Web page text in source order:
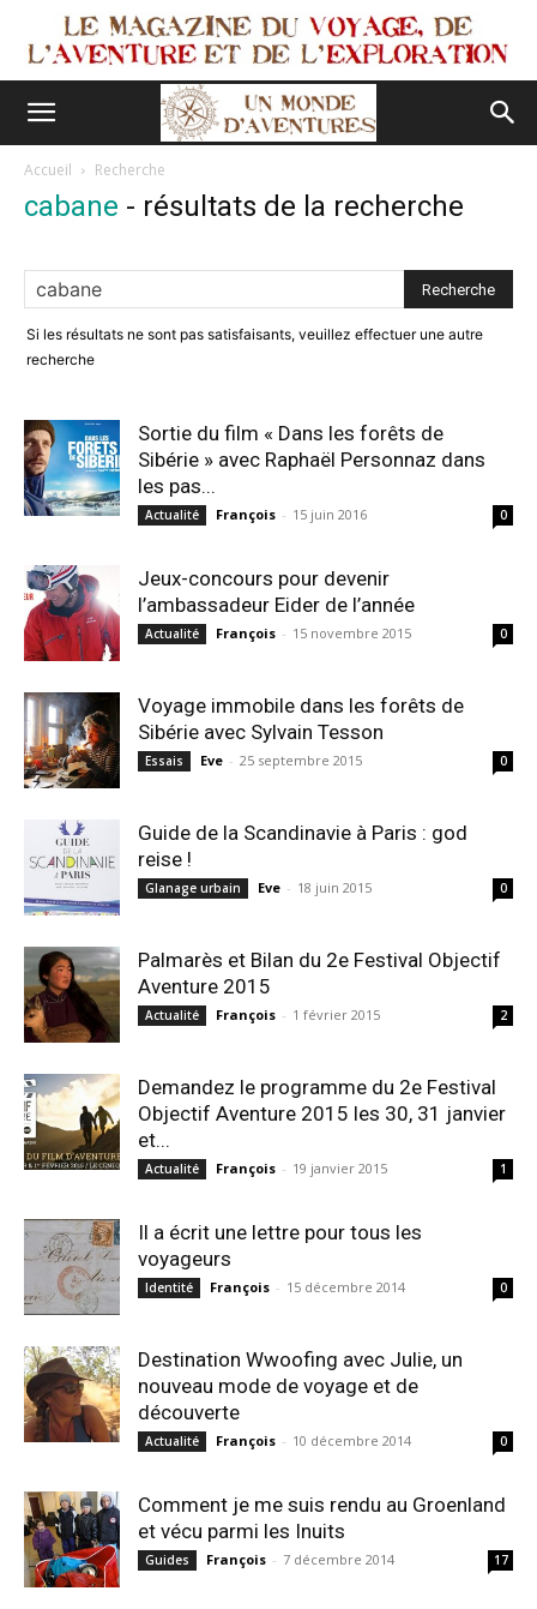
Accueil Recherche
cabane - résultats de la recherche
Si les résultats ne sont pas satisfaisants, veuillez effectuer une autre
recherche
Sortie du film « Dans les forêts de
Sibérie » avec Raphaël Personnaz dans
les pas...
Actualité François - 15 juin 2016 0
Jeux-concours pour devenir
l’ambassadeur Eider de l’année
Actualité François - 15 novembre 2015 0
Voyage immobile dans les forêts de
Sibérie avec Sylvain Tesson
Essais Eve - 25 septembre 2015 0
Guide de la Scandinavie à Paris : god
reise !
Glanage urbain Eve - 18 juin 2015 0
Palmarès et Bilan du 2e Festival Objectif
Aventure 2015
Actualité François - 1 février 2015 2
Demandez le programme du 2e Festival
Objectif Aventure 2015 les 30, 31 janvier
et...
Actualité François - 19 janvier 2015 1
Il a écrit une lettre pour tous les
voyageurs
Identité François - 15 décembre 2014 0
Destination Wwoofing avec Julie, un
nouveau mode de voyage et de
découverte
Actualité François - 10 décembre 2014 0
Comment je me suis rendu au Groenland
et vécu parmi les Inuits
Guides François - 7 décembre 2014 17